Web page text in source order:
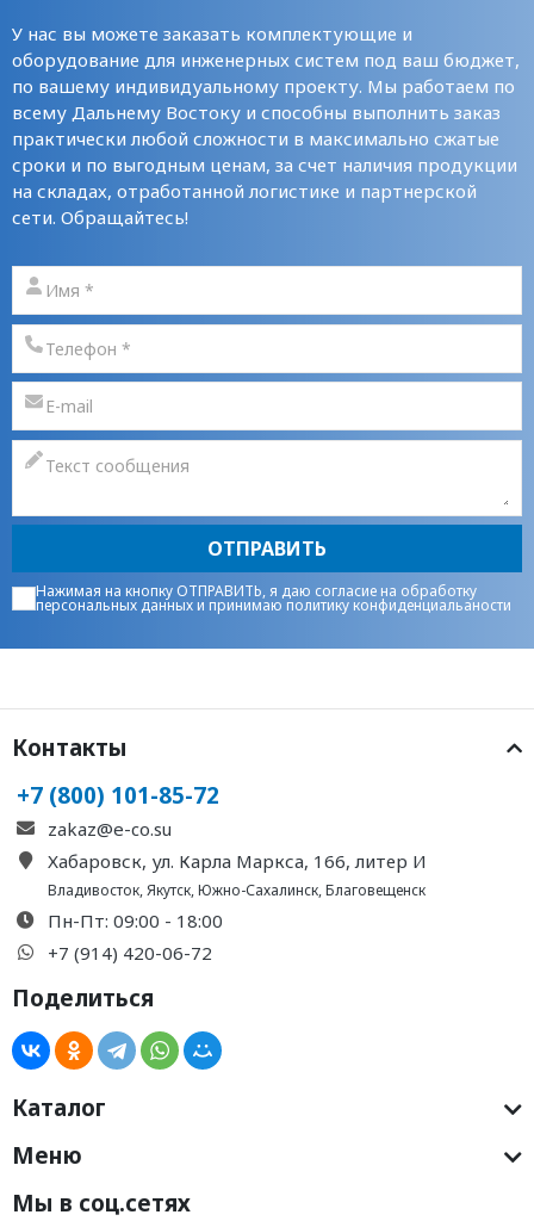
У нас вы можете заказать комплектующие и
оборудование для инженерных систем под ваш бюджет,
по вашему индивидуальному проекту. Мы работаем по
всему Дальнему Востоку и способны выполнить заказ
практически любой сложности в максимально сжатые
сроки и по выгодным ценам, за счет наличия продукции
на складах, отработанной логистике и партнерской
сети. Обращайтесь!
ОТПРАВИТЬ
Нажимая на кнопку ОТПРАВИТЬ, я даю согласие на обработку
персональных данныхи принимаюполитику конфиденциальаности
Контакты
+7 (800) 101-85-72
zakaz@e-co.su
Хабаровск, ул. Карла Маркса, 166, литер И
Владивосток,Якутск,Южно-Сахалинск,Благовещенск
Пн-Пт: 09:00 - 18:00
+7 (914) 420-06-72
Поделиться
Каталог
Меню
Мы в соц.сетях